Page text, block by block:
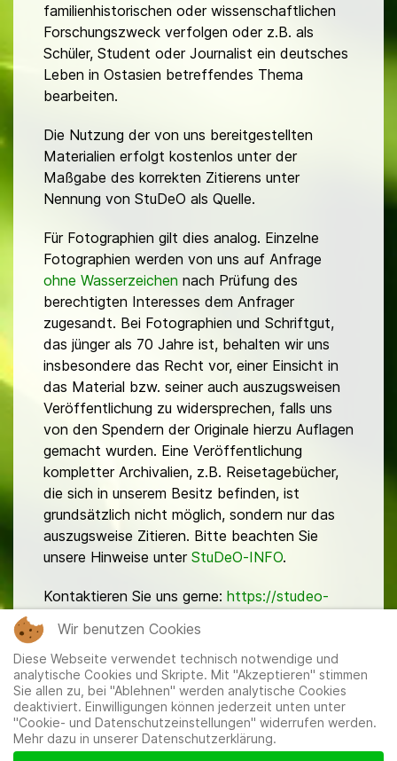
familienhistorischen oder wissenschaftlichen
Forschungszweck verfolgen oder z.B. als
Schüler, Student oder Journalist ein deutsches
Leben in Ostasien betreffendes Thema
bearbeiten.
Die Nutzung der von uns bereitgestellten
Materialien erfolgt kostenlos unter der
Maßgabe des korrekten Zitierens unter
Nennung von StuDeO als Quelle.
Für Fotographien gilt dies analog. Einzelne
Fotographien werden von uns auf Anfrage
ohne Wasserzeichen nach Prüfung des
berechtigten Interesses dem Anfrager
zugesandt. Bei Fotographien und Schriftgut,
das jünger als 70 Jahre ist, behalten wir uns
insbesondere das Recht vor, einer Einsicht in
das Material bzw. seiner auch auszugsweisen
Veröffentlichung zu widersprechen, falls uns
von den Spendern der Originale hierzu Auflagen
gemacht wurden. Eine Veröffentlichung
kompletter Archivalien, z.B. Reisetagebücher,
die sich in unserem Besitz befinden, ist
grundsätzlich nicht möglich, sondern nur das
auszugsweise Zitieren. Bitte beachten Sie
unsere Hinweise unter StuDeO-INFO.
Kontaktieren Sie uns gerne: https://studeo-
Mitglieder|Impressum|Datenschutzerklärung|Cookie-
Wir benutzen Cookies
Diese Webseite verwendet technisch notwendige und
analytische Cookies und Skripte. Mit "Akzeptieren" stimmen
Sie allen zu, bei "Ablehnen" werden analytische Cookies
deaktiviert. Einwilligungen können jederzeit unten unter
"Cookie- und Datenschutzeinstellungen" widerrufen werden.
Mehr dazu in unserer Datenschutzerklärung.